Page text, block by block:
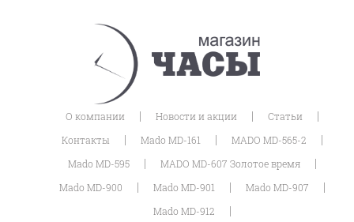
О компании | Новости и акции | Статьи |
Контакты | Mado MD-161 | MADO MD-565-2 |
Mado MD-595 | MADO MD-607 Золотое время |
Mado MD-900 | Mado MD-901 | Mado MD-907 |
Mado MD-912 |